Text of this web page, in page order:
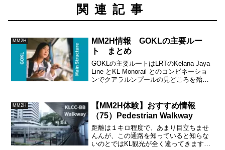
関連記事
MM2H
MM2H情報 GOKLの主要ルー
ト まとめ
GOKLの主要ルートはLRTのKelana Jaya
Line とKL Monorail とのコンビネーショ
ンでクアラルンプールの見どころを殆ど
MM2H
【MM2H体験】おすすめ情報
（75）Pedestrian Walkway
距離は１キロ程度で、あまり目立ちませ
んんが、この通路を知っていると知らな
いのとではKL観光が全く違ってきますの